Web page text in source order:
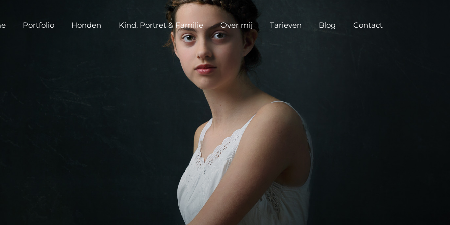
Portfolio Honden Kind, Portret & Familie Over mij Tarieven Blog Contact